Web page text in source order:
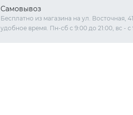
Самовывоз
Бесплатно из магазина на ул. Восточная,
удобное время. Пн-сб с 9:00 до 21:00, вс -